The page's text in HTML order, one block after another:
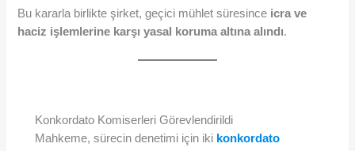
Bu kararla birlikte şirket, geçici mühlet süresince icra ve
haciz işlemlerine karşı yasal koruma altına alındı.
Konkordato Komiserleri Görevlendirildi
Mahkeme, sürecin denetimi için iki konkordato